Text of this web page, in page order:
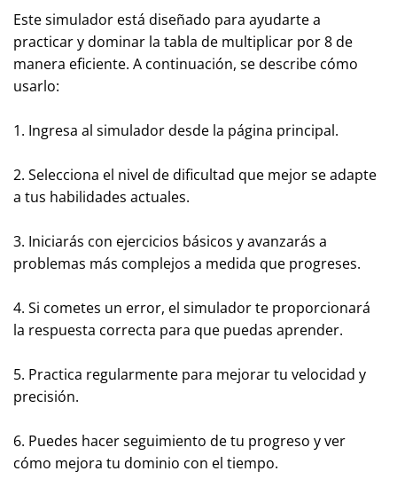
Este simulador está diseñado para ayudarte a
practicar y dominar la tabla de multiplicar por 8 de
manera eficiente. A continuación, se describe cómo
usarlo:
1. Ingresa al simulador desde la página principal.
2. Selecciona el nivel de dificultad que mejor se adapte
a tus habilidades actuales.
3. Iniciarás con ejercicios básicos y avanzarás a
problemas más complejos a medida que progreses.
4. Si cometes un error, el simulador te proporcionará
la respuesta correcta para que puedas aprender.
5. Practica regularmente para mejorar tu velocidad y
precisión.
6. Puedes hacer seguimiento de tu progreso y ver
cómo mejora tu dominio con el tiempo.